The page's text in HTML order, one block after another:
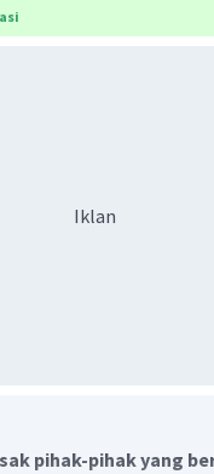
Iklan
pihak-pihak yang